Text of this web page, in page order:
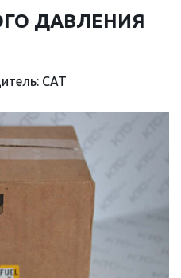
ДАВЛЕНИЯ
CAT